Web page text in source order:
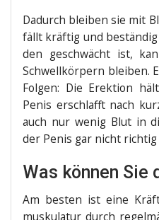
Dadurch blei­ben sie mit
fällt kräf­tig und
den geschwächt ist,
Schwell­kör­pern blei­ben.
Fol­gen: Die Erek­ti­on
Penis erschlafft nach
auch nur wenig Blut in
der Penis gar nicht
Was können Sie
Am bes­ten ist eine
mus­ku­la­tur durch